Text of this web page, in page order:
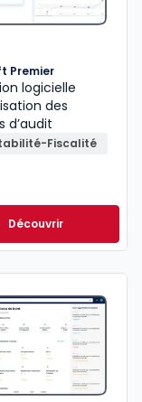
mois
Premier
logicielle
des
d’audit
Fiscalité
Découvrir